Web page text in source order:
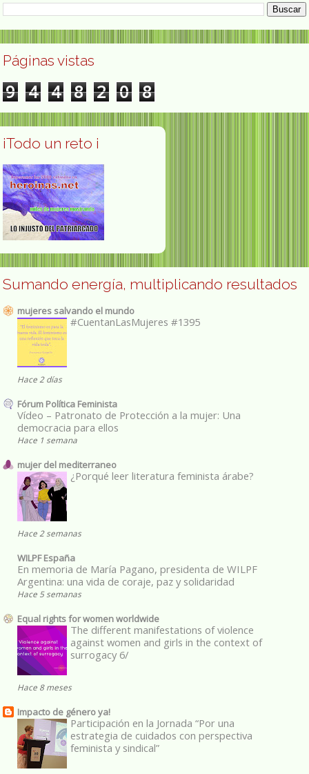
Páginas vistas
9 4 4 8 2 0 8
¡Todo un reto ¡
Sumando energía, multiplicando resultados
mujeres salvando el mundo
#CuentanLasMujeres #1395
Hace 2 días
Fórum Política Feminista
Vídeo – Patronato de Protección a la mujer: Una
democracia para ellos
Hace 1 semana
mujer del mediterraneo
¿Porqué leer literatura feminista árabe?
Hace 2 semanas
WILPF España
En memoria de María Pagano, presidenta de WILPF
Argentina: una vida de coraje, paz y solidaridad
Hace 5 semanas
Equal rights for women worldwide
The different manifestations of violence
against women and girls in the context of
surrogacy 6/
Hace 8 meses
Impacto de género ya!
Participación en la Jornada “Por una
estrategia de cuidados con perspectiva
feminista y sindical”